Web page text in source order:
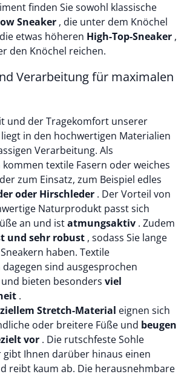
finden Sie sowohl klassische
Sneaker , die unter dem Knöchel
etwas höheren High-Top-Sneaker ,
den Knöchel reichen.
Verarbeitung für maximalen
und der Tragekomfort unserer
in den hochwertigen Materialien
Verarbeitung. Als
textile Fasern oder weiches
zum Einsatz, zum Beispiel edles
oder Hirschleder . Der Vorteil von
Naturprodukt passt sich
an und istatmungsaktiv . Zudem
und sehr robust , sodass Sie lange
haben. Textile
sind ausgesprochen
und bieten besonders viel
.
Stretch-Material
oder breitere Füße und beugen
vor . Die rutschfeste Sohle
gibt Ihnen darüber hinaus einen
reibt kaum ab. Die herausnehmbare